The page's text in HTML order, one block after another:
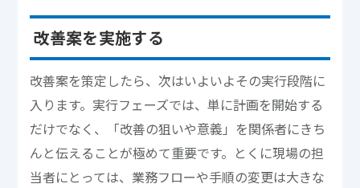
改善案を実施する
改善案を策定したら、次はいよいよその実行段階に
入ります。実行フェーズでは、単に計画を開始する
だけでなく、「改善の狙いや意義」を関係者にきち
んと伝えることが極めて重要です。とくに現場の担
当者にとっては、業務フローや手順の変更は大きな